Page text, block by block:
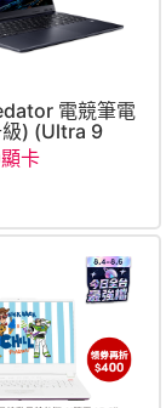
電競筆電
) (Ultra 9
卡